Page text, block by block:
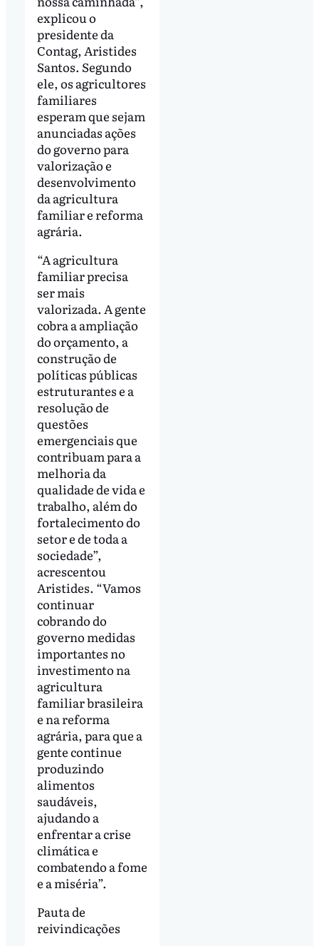
explicou o
presidente da
Contag, Aristides
Santos. Segundo
ele, os agricultores
familiares
esperam que sejam
anunciadas ações
do governo para
valorização e
desenvolvimento
da agricultura
familiar e reforma
agrária.
“A agricultura
familiar precisa
ser mais
valorizada. A gente
cobra a ampliação
do orçamento, a
construção de
políticas públicas
estruturantes e a
resolução de
questões
emergenciais que
contribuam para a
melhoria da
qualidade de vida e
trabalho, além do
fortalecimento do
setor e de toda a
sociedade”,
acrescentou
Aristides. “Vamos
continuar
cobrando do
governo medidas
importantes no
investimento na
agricultura
familiar brasileira
e na reforma
agrária, para que a
gente continue
produzindo
alimentos
saudáveis,
ajudando a
enfrentar a crise
climática e
combatendo a fome
e a miséria”.
Pauta de
reivindicações